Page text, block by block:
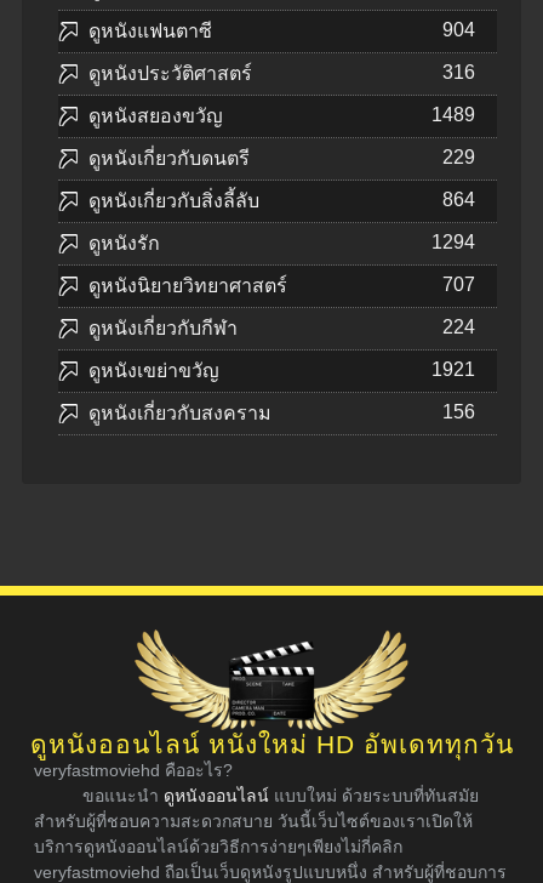
ดูหนังแฟนตาซี 904
ดูหนังประวัติศาสตร์ 316
ดูหนังสยองขวัญ 1489
ดูหนังเกี่ยวกับดนตรี 229
ดูหนังเกี่ยวกับสิ่งลี้ลับ 864
ดูหนังรัก 1294
ดูหนังนิยายวิทยาศาสตร์ 707
ดูหนังเกี่ยวกับกีฬา 224
ดูหนังเขย่าขวัญ 1921
ดูหนังเกี่ยวกับสงคราม 156
ดูหนังออนไลน์ หนังใหม่ HD อัพเดททุกวัน
veryfastmoviehd คืออะไร?
ขอแนะนำ ดูหนังออนไลน์ แบบใหม่ ด้วยระบบที่ทันสมัย
สำหรับผู้ที่ชอบความสะดวกสบาย วันนี้เว็บไซต์ของเราเปิดให้
บริการดูหนังออนไลน์ด้วยวิธีการง่ายๆเพียงไม่กี่คลิก
veryfastmoviehd ถือเป็นเว็บดูหนังรูปแบบหนึ่ง สำหรับผู้ที่ชอบการ